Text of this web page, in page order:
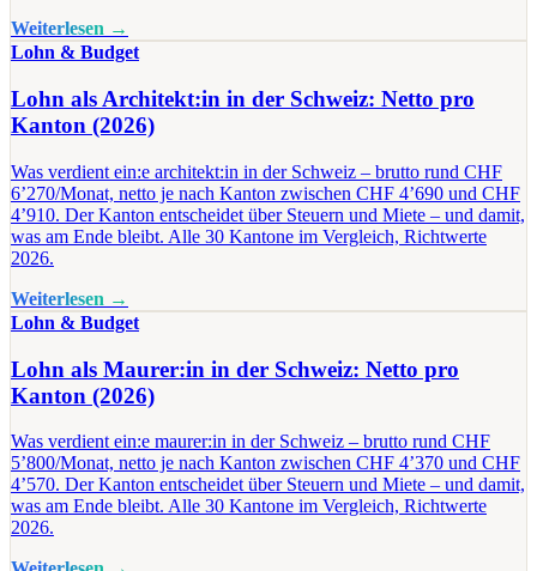
Weiterlesen →
Lohn & Budget
Lohn als Architekt:in in der Schweiz: Netto pro
Kanton (2026)
Was verdient ein:e architekt:in in der Schweiz – brutto rund CHF
6’270/Monat, netto je nach Kanton zwischen CHF 4’690 und CHF
4’910. Der Kanton entscheidet über Steuern und Miete – und damit,
was am Ende bleibt. Alle 30 Kantone im Vergleich, Richtwerte
2026.
Weiterlesen →
Lohn & Budget
Lohn als Maurer:in in der Schweiz: Netto pro
Kanton (2026)
Was verdient ein:e maurer:in in der Schweiz – brutto rund CHF
5’800/Monat, netto je nach Kanton zwischen CHF 4’370 und CHF
4’570. Der Kanton entscheidet über Steuern und Miete – und damit,
was am Ende bleibt. Alle 30 Kantone im Vergleich, Richtwerte
2026.